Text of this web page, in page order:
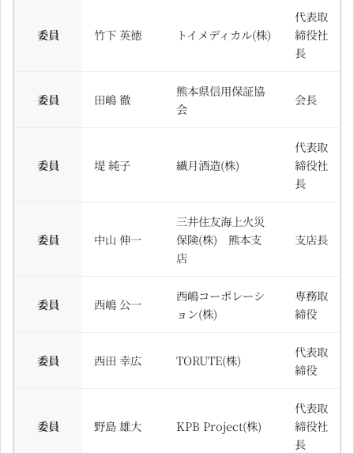
委員 竹下 英徳 トイメディカル(株)
代表取
締役社
長
委員 田嶋 徹
熊本県信用保証協
会
会長
委員 堤 純子 繊月酒造(株)
代表取
締役社
長
委員 中山 伸一
三井住友海上火災
保険(株) 熊本支
店
支店長
委員 西嶋 公一
西嶋コーポレーシ
ョン(株)
専務取
締役
委員 西田 幸広 TORUTE(株)
代表取
締役
委員 野島 雄大 KPB Project(株)
代表取
締役社
長